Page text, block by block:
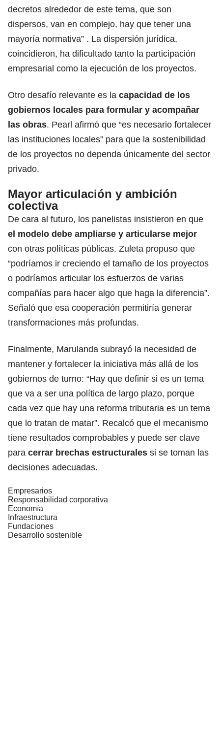
decretos alrededor de este tema, que son
dispersos, van en complejo, hay que tener una
mayoría normativa” . La dispersión jurídica,
coincidieron, ha dificultado tanto la participación
empresarial como la ejecución de los proyectos.
Otro desafío relevante es la capacidad de los
gobiernos locales para formular y acompañar
las obras. Pearl afirmó que “es necesario fortalecer
las instituciones locales” para que la sostenibilidad
de los proyectos no dependa únicamente del sector
privado.
Mayor articulación y ambición
colectiva
De cara al futuro, los panelistas insistieron en que
el modelo debe ampliarse y articularse mejor
con otras políticas públicas. Zuleta propuso que
“podríamos ir creciendo el tamaño de los proyectos
o podríamos articular los esfuerzos de varias
compañías para hacer algo que haga la diferencia”.
Señaló que esa cooperación permitiría generar
transformaciones más profundas.
Finalmente, Marulanda subrayó la necesidad de
mantener y fortalecer la iniciativa más allá de los
gobiernos de turno: “Hay que definir si es un tema
que va a ser una política de largo plazo, porque
cada vez que hay una reforma tributaria es un tema
que lo tratan de matar”. Recalcó que el mecanismo
tiene resultados comprobables y puede ser clave
para cerrar brechas estructurales si se toman las
decisiones adecuadas.
Empresarios
Responsabilidad corporativa
Economía
Infraestructura
Fundaciones
Desarrollo sostenible